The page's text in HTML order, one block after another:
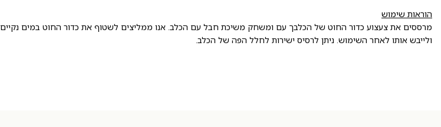
הוראות שימוש
מרססים את צעצוע כדור החוט של הכלבך עם ומשחק משיכת חבל עם הכלב. אנו ממליצים לשטוף את כדור החוט במים נקיים
ולייבש אותו לאחר השימוש. ניתן לרסיס ישירות לחלל הפה של הכלב.